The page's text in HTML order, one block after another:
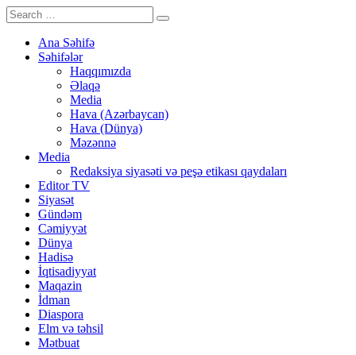
Ana Səhifə
Səhifələr
Haqqımızda
Əlaqə
Media
Hava (Azərbaycan)
Hava (Dünya)
Məzənnə
Media
Redaksiya siyasəti və peşə etikası qaydaları
Editor TV
Siyasət
Gündəm
Cəmiyyət
Dünya
Hadisə
İqtisadiyyat
Maqazin
İdman
Diaspora
Elm və təhsil
Mətbuat